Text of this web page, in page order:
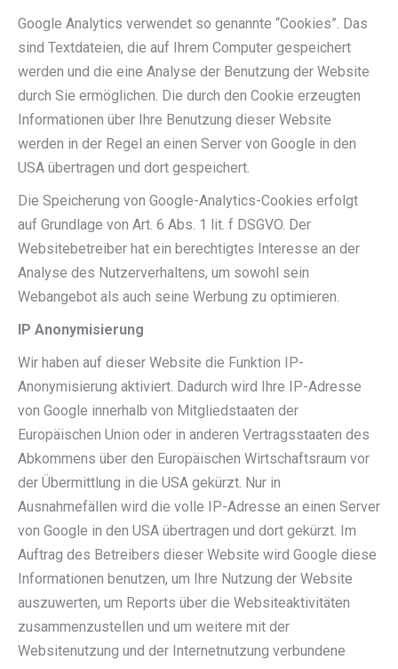
Google Analytics verwendet so genannte “Cookies”. Das
sind Textdateien, die auf Ihrem Computer gespeichert
werden und die eine Analyse der Benutzung der Website
durch Sie ermöglichen. Die durch den Cookie erzeugten
Informationen über Ihre Benutzung dieser Website
werden in der Regel an einen Server von Google in den
USA übertragen und dort gespeichert.
Die Speicherung von Google-Analytics-Cookies erfolgt
auf Grundlage von Art. 6 Abs. 1 lit. f DSGVO. Der
Websitebetreiber hat ein berechtigtes Interesse an der
Analyse des Nutzerverhaltens, um sowohl sein
Webangebot als auch seine Werbung zu optimieren.
IP Anonymisierung
Wir haben auf dieser Website die Funktion IP-
Anonymisierung aktiviert. Dadurch wird Ihre IP-Adresse
von Google innerhalb von Mitgliedstaaten der
Europäischen Union oder in anderen Vertragsstaaten des
Abkommens über den Europäischen Wirtschaftsraum vor
der Übermittlung in die USA gekürzt. Nur in
Ausnahmefällen wird die volle IP-Adresse an einen Server
von Google in den USA übertragen und dort gekürzt. Im
Auftrag des Betreibers dieser Website wird Google diese
Informationen benutzen, um Ihre Nutzung der Website
auszuwerten, um Reports über die Websiteaktivitäten
zusammenzustellen und um weitere mit der
Websitenutzung und der Internetnutzung verbundene